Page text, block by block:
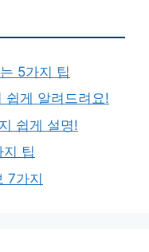
5가지 팁
쉽게 알려드려요!
쉽게 설명!
팁
7가지